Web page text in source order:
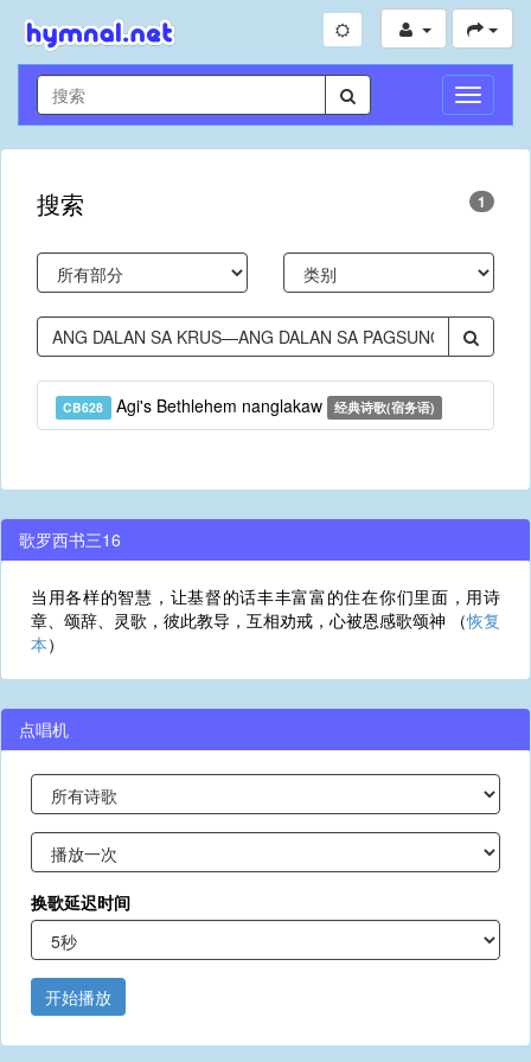
切
换
导
搜索 1
CB628 Agi's Bethlehem nanglakaw 经典诗歌(宿务语)
歌罗西书三16
当用各样的智慧，让基督的话丰丰富富的住在你们里面，用诗
章、颂辞、灵歌，彼此教导，互相劝戒，心被恩感歌颂神 （恢复
本）
点唱机
换歌延迟时间
开始播放